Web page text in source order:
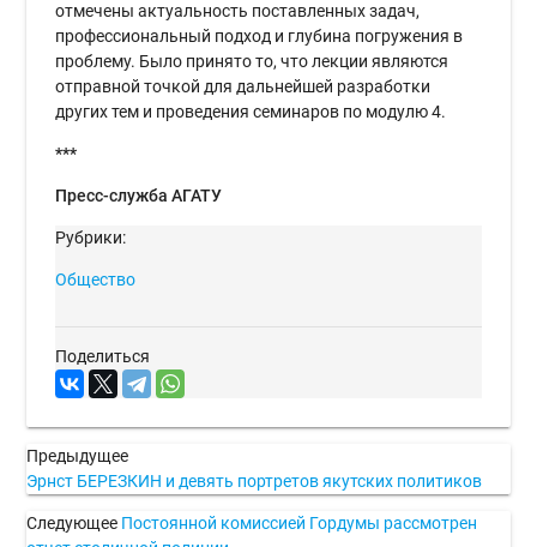
отмечены актуальность поставленных задач,
профессиональный подход и глубина погружения в
проблему. Было принято то, что лекции являются
отправной точкой для дальнейшей разработки
других тем и проведения семинаров по модулю 4.
***
Пресс-служба АГАТУ
Рубрики:
Общество
Поделиться
Предыдущее
Эрнст БЕРЕЗКИН и девять портретов якутских политиков
Следующее Постоянной комиссией Гордумы рассмотрен